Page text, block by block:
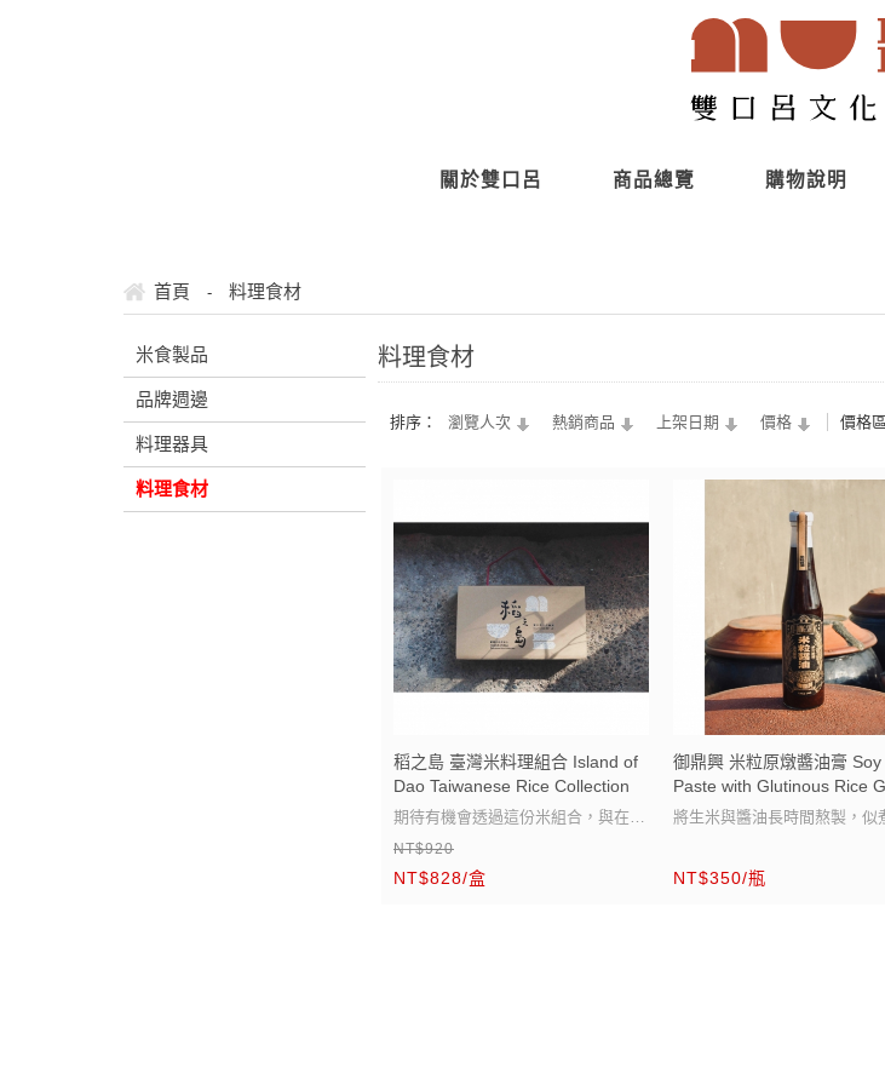
關於雙口呂 商品總覽 購物說明
首頁 - 料理食材
米食製品
品牌週邊
料理器具
料理食材
料理食材
排序： 瀏覽人次 熱銷商品 上架日期 價格 價格
稻之島 臺灣米料理組合 Island of
Dao Taiwanese Rice Collection
期待有機會透過這份米組合，與在臺
灣或世界某處的你一起料理，一起品
嘗臺灣的風土滋味。
NT$920
NT$828/盒
御鼎興 米粒原燉醬油膏 Soy
Paste with Glutinous Rice
將生米與醬油長時間熬製，似
後，過去的人認為殘留的米粒
NT$350/瓶